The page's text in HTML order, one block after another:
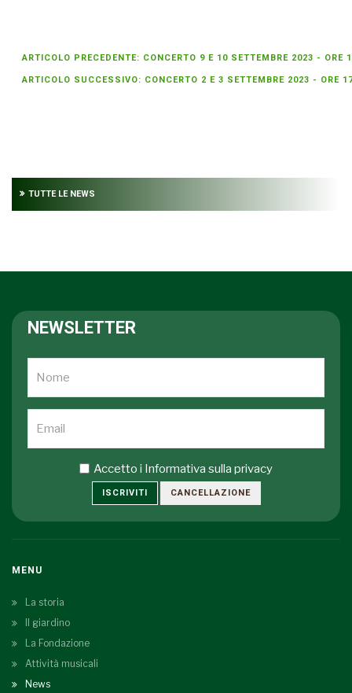
ARTICOLO PRECEDENTE: CONCERTO 9 E 10 SETTEMBRE 2023 - ORE
ARTICOLO SUCCESSIVO: CONCERTO 2 E 3 SETTEMBRE 2023 - ORE
TUTTE LE NEWS
NEWSLETTER
Accetto i Informativa sulla privacy
ISCRIVITI CANCELLAZIONE
MENU
La storia
Il giardino
La Fondazione
Attività musicali
News